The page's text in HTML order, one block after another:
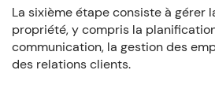
La sixième étape consiste à gérer
propriété, y compris la
communication, la gestion des
des relations clients.